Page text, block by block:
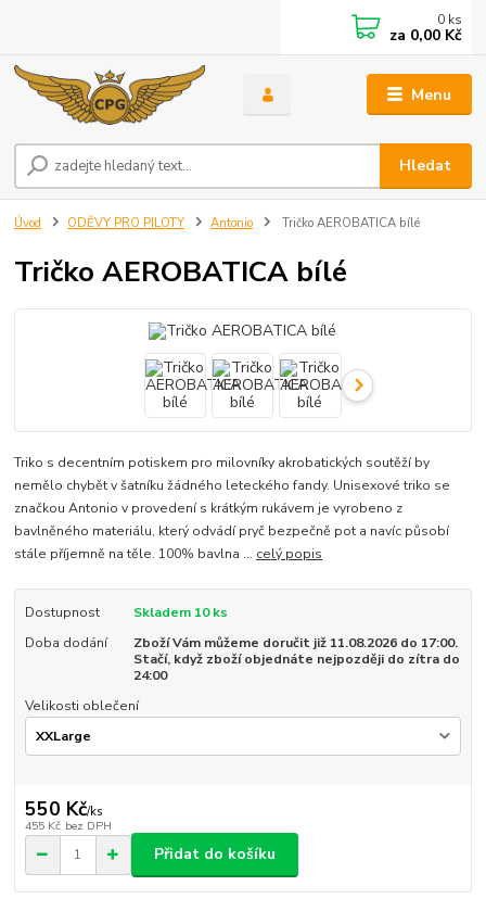
Menu
Hledat
0 ks
za 0,00 Kč
Úvod ODĚVY PRO PILOTY Antonio Tričko AEROBATICA bílé
Tričko AEROBATICA bílé
Triko s decentním potiskem pro milovníky akrobatických soutěží by
nemělo chybět v šatníku žádného leteckého fandy. Unisexové triko se
značkou Antonio v provedení s krátkým rukávem je vyrobeno z
bavlněného materiálu, který odvádí pryč bezpečně pot a navíc působí
stále příjemně na těle. 100% bavlna ... celý popis
Dostupnost
Skladem 10 ks
Doba dodání
Zboží Vám můžeme doručit již 11.08.2026 do 17:00.
Stačí, když zboží objednáte nejpozději do zítra do
24:00
Velikosti oblečení
550 Kč/ks
455 Kč bez DPH
Přidat do košíku